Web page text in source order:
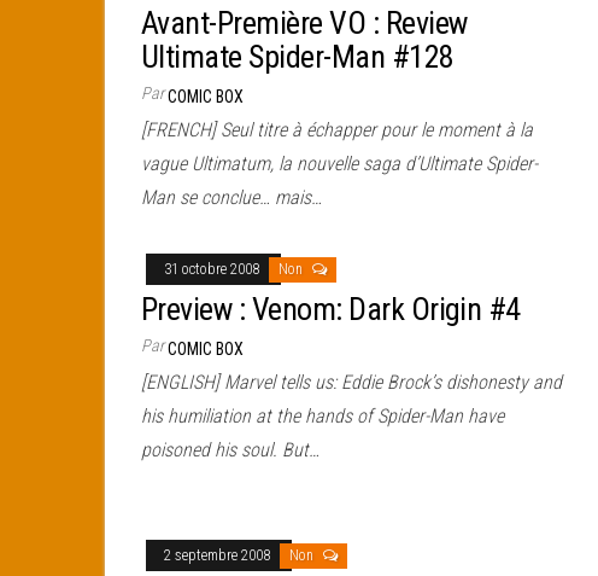
Avant-Première VO : Review
Ultimate Spider-Man #128
ParCOMIC BOX
[FRENCH] Seul titre à échapper pour le moment à la
vague Ultimatum, la nouvelle saga d’Ultimate Spider-
Man se conclue… mais…
31 octobre 2008 Non
Preview : Venom: Dark Origin #4
ParCOMIC BOX
[ENGLISH] Marvel tells us: Eddie Brock’s dishonesty and
his humiliation at the hands of Spider-Man have
poisoned his soul. But…
2 septembre 2008 Non